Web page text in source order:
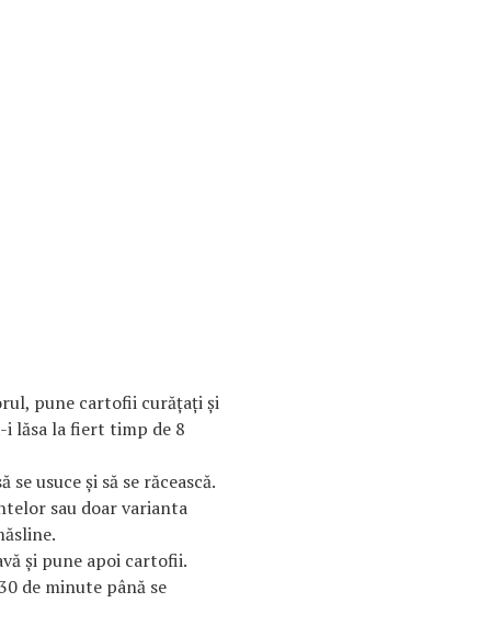
pune cartofii curăţaţi şi
lăsa la fiert timp de 8
usuce şi să se răcească.
sau doar varianta
şi pune apoi cartofii.
de minute până se